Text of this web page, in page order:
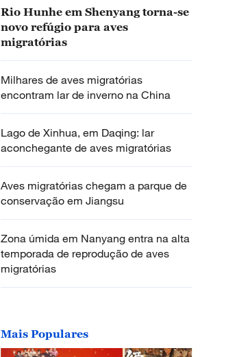
Rio Hunhe em Shenyang torna-se
novo refúgio para aves
migratórias
Milhares de aves migratórias
encontram lar de inverno na China
Lago de Xinhua, em Daqing: lar
aconchegante de aves migratórias
Aves migratórias chegam a parque de
conservação em Jiangsu
Zona úmida em Nanyang entra na alta
temporada de reprodução de aves
migratórias
Mais Populares